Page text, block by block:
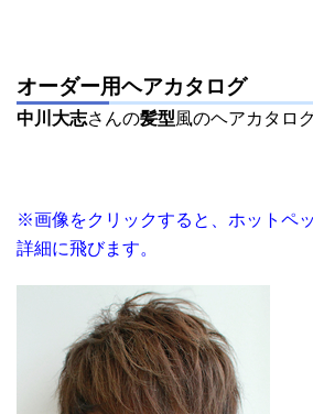
オーダー用ヘアカタログ
中川大志さんの髪型風のヘアカタロ
※画像をクリックすると、ホットペ
詳細に飛びます。